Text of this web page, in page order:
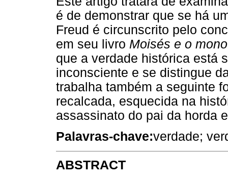
é de demonstrar que se há
Freud é circunscrito pelo
em seu livro Moisés e o
que a verdade histórica está
inconsciente e se distingue
trabalha também a seguinte
recalcada, esquecida na
assassinato do pai da horda
Palavras-chave:verdade;
ABSTRACT